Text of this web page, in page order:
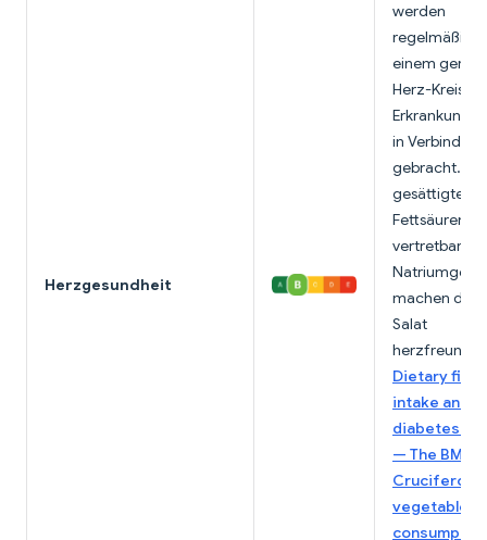
Herzgesundheit
werden
regelmäßig
einem
Herz-
in Verbindung
gebracht.
gesättigte
Fettsäuren
vertretbarer
machen
Salat
Dietary fiber
intake and
diabetes
— The BMJ
Cruciferous
vegetable